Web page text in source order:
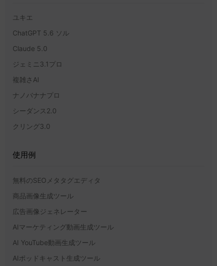
ユキエ
ChatGPT 5.6 ソル
Claude 5.0
ジェミニ3.1プロ
複雑さAI
ナノバナナプロ
シーダンス2.0
クリング3.0
使用例
無料のSEOメタタグエディタ
商品画像生成ツール
広告画像ジェネレーター
AIマーケティング動画生成ツール
AI YouTube動画生成ツール
AIポッドキャスト生成ツール